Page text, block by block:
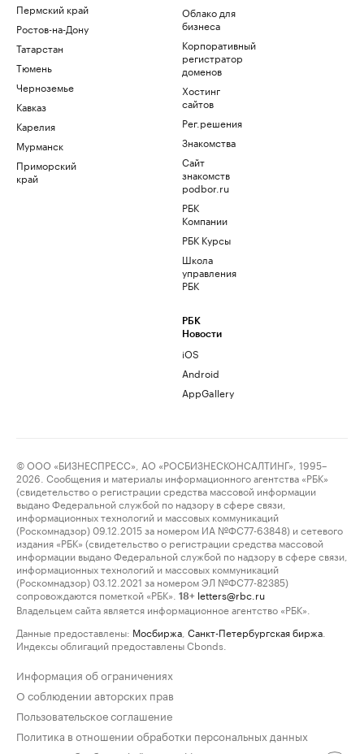
Пермский край
Ростов-на-Дону
Татарстан
Тюмень
Черноземье
Кавказ
Карелия
Мурманск
Приморский
край
Облако для
бизнеса
Корпоративный
регистратор
доменов
Хостинг
сайтов
Рег.решения
Знакомства
Сайт
знакомств
podbor.ru
РБК
Компании
РБК Курсы
Школа
управления
РБК
РБК
Новости
iOS
Android
AppGallery
© ООО «БИЗНЕСПРЕСС», АО «РОСБИЗНЕСКОНСАЛТИНГ», 1995–
2026. Сообщения и материалы информационного агентства «РБК»
(свидетельство о регистрации средства массовой информации
выдано Федеральной службой по надзору в сфере связи,
информационных технологий и массовых коммуникаций
(Роскомнадзор) 09.12.2015 за номером ИА №ФС77-63848) и сетевого
издания «РБК» (свидетельство о регистрации средства массовой
информации выдано Федеральной службой по надзору в сфере связи,
информационных технологий и массовых коммуникаций
(Роскомнадзор) 03.12.2021 за номером ЭЛ №ФС77-82385)
сопровождаются пометкой «РБК».
18+ letters@rbc.ru
Владельцем сайта является информационное агентство «РБК».
Данные предоставлены: Мосбиржа Санкт-Петербургская биржа
Индексы облигаций предоставлены Cbonds.
Информация об ограничениях
О соблюдении авторских прав
Пользовательское соглашение
Политика в отношении обработки персональных данных